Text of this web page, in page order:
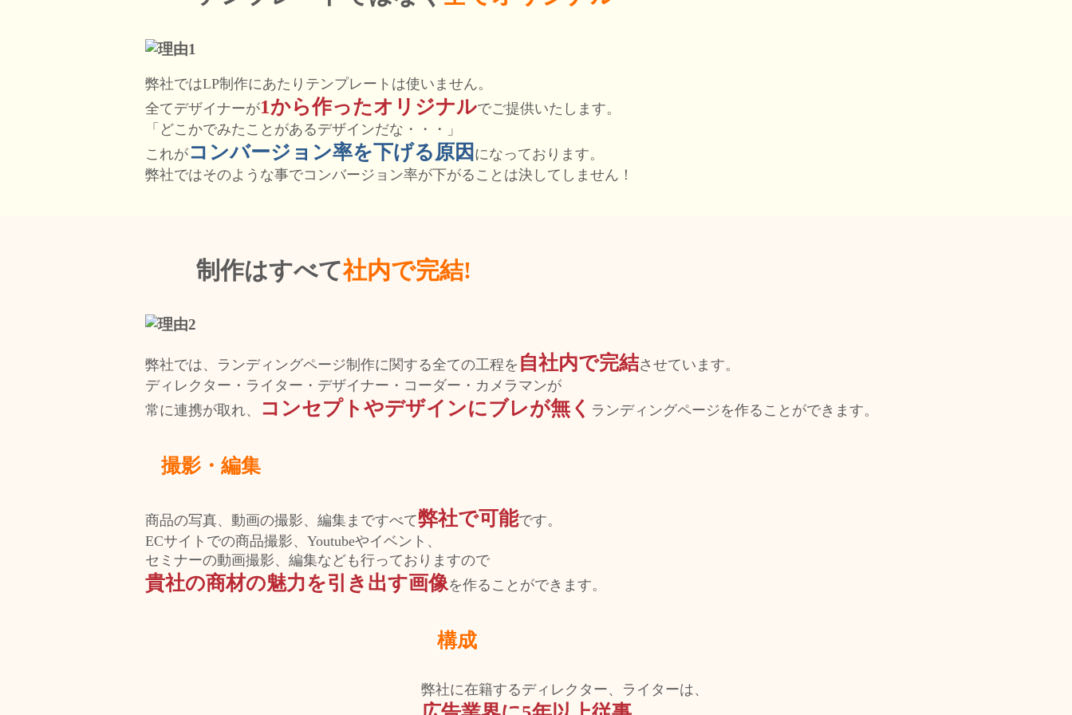
弊社ではLP制作にあたりテンプレートは使いません。
全てデザイナーが1から作ったオリジナルでご提供いたします。
「どこかでみたことがあるデザインだな・・・」
これがコンバージョン率を下げる原因 になっております。
弊社ではそのような事でコンバージョン率が下がることは決してしません！
制作はすべて社内で完結!
弊社では、ランディングページ制作に関する全ての工程を 自社内で完結させています。
ディレクター・ライター・デザイナー・コーダー・カメラマンが
常に連携が取れ、
コンセプトやデザインにブレが無く ランディングページを作ることができます。
撮影・編集
商品の写真、動画の撮影、編集まですべて弊社で可能です。
ECサイトでの商品撮影、Youtubeやイベント、
セミナーの動画撮影、編集なども行っておりますので
貴社の商材の魅力を引き出す画像を作ることができます。
構成
弊社に在籍するディレクター、ライターは、